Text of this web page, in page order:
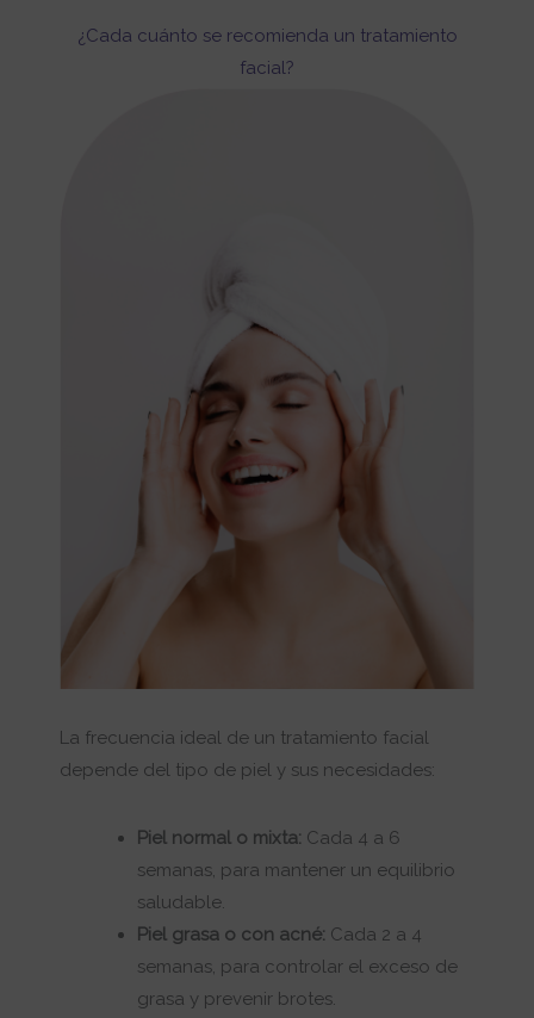
¿Cada cuánto se recomienda un tratamiento
facial?
La frecuencia ideal de un tratamiento facial
depende del tipo de piel y sus necesidades:
Piel normal o mixta: Cada 4 a 6
semanas, para mantener un equilibrio
saludable.
Piel grasa o con acné: Cada 2 a 4
semanas, para controlar el exceso de
grasa y prevenir brotes.